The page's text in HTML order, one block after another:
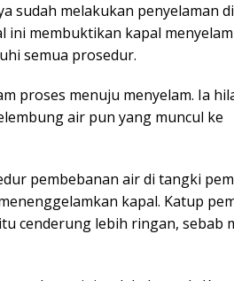
sudah melakukan penyelaman
membuktikan kapal
semua prosedur.
proses menuju menyelam. Ia
air pun yang muncul ke
pembebanan air di tangki
kapal. Katup
cenderung lebih ringan, sebab